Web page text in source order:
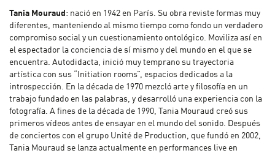
Tania Mouraud : nació en 1942 en París. Su obra reviste formas muy
diferentes, manteniendo al mismo tiempo como fondo un verdadero
compromiso social y un cuestionamiento ontológico. Moviliza así en
el espectador la conciencia de sí mismo y del mundo en el que se
encuentra. Autodidacta, inició muy temprano su trayectoria
artística con sus “Initiation rooms”, espacios dedicados a la
introspección. En la década de 1970 mezcló arte y filosofía en un
trabajo fundado en las palabras, y desarrolló una experiencia con la
fotografía. A fines de la década de 1990, Tania Mouraud creó sus
primeros vídeos antes de ensayar en el mundo del sonido. Después
de conciertos con el grupo Unité de Production, que fundó en 2002,
Tania Mouraud se lanza actualmente en performances live en